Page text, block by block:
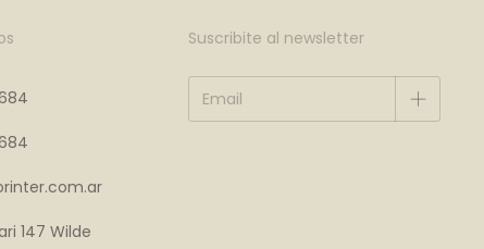
147 Wilde
Suscribite al newsletter